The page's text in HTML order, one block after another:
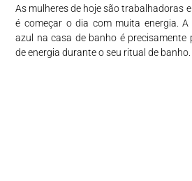
As mulheres de hoje são trabalhadoras
é começar o dia com muita energia.
azul na casa de banho é precisamente
de energia durante o seu ritual de banho.